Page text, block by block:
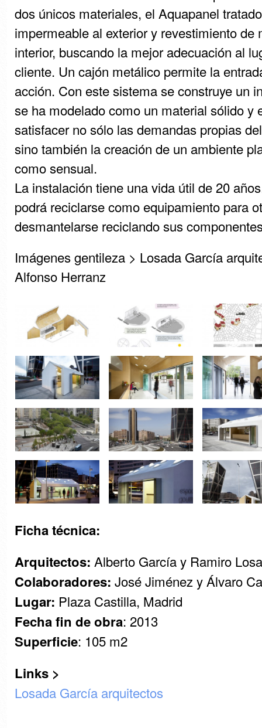
dos únicos materiales, el Aquapanel
impermeable al exterior y revestimiento de
interior, buscando la mejor adecuación al
cliente. Un cajón metálico permite la
acción. Con este sistema se construye un
se ha modelado como un material sólido y
satisfacer no sólo las demandas propias
sino también la creación de un ambiente
como sensual.
La instalación tiene una vida útil de 20
podrá reciclarse como equipamiento para
desmantelarse reciclando sus
Imágenes gentileza > Losada García
Alfonso Herranz
Ficha técnica:
Arquitectos: Alberto García y Ramiro
Colaboradores: José Jiménez y Álvaro
Lugar: Plaza Castilla, Madrid
Fecha fin de obra: 2013
Superficie: 105 m2
Links >
Losada García arquitectos